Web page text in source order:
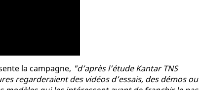
la campagne, "d’après l’étude Kantar TNS
regarderaient des vidéos d’essais, des démos ou